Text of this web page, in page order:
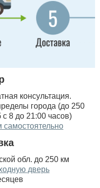
консультация.
города (до 250
8 до 21:00 часов)
самостоятельно
обл. до 250 км
дверь